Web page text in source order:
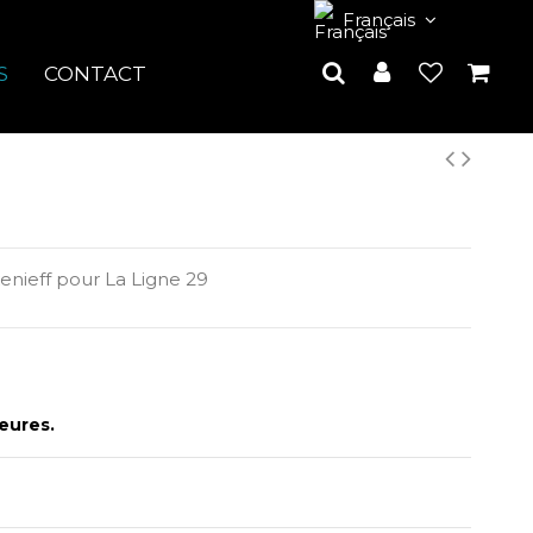
Français
CONTACT
pour La Ligne 29